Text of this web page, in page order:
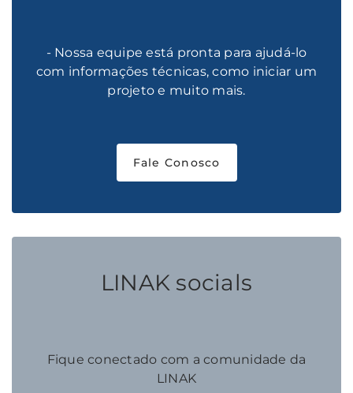
- Nossa equipe está pronta para ajudá-lo
com informações técnicas, como iniciar um
projeto e muito mais.
Fale Conosco
LINAK socials
Fique conectado com a comunidade da
LINAK